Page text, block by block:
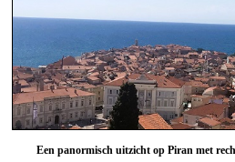
Een panormisch uitzicht op Piran met